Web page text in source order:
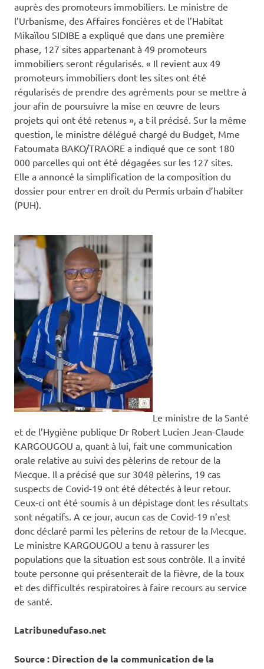
auprès des promoteurs immobiliers. Le ministre de
l’Urbanisme, des Affaires foncières et de l’Habitat
Mikaïlou SIDIBE a expliqué que dans une première
phase, 127 sites appartenant à 49 promoteurs
immobiliers seront régularisés. « Il revient aux 49
promoteurs immobiliers dont les sites ont été
régularisés de prendre des agréments pour se mettre à
jour afin de poursuivre la mise en œuvre de leurs
projets qui ont été retenus », a t-il précisé. Sur la même
question, le ministre délégué chargé du Budget, Mme
Fatoumata BAKO/TRAORE a indiqué que ce sont 180
000 parcelles qui ont été dégagées sur les 127 sites.
Elle a annoncé la simplification de la composition du
dossier pour entrer en droit du Permis urbain d’habiter
(PUH).
Le ministre de la Santé
et de l’Hygiène publique Dr Robert Lucien Jean-Claude
KARGOUGOU a, quant à lui, fait une communication
orale relative au suivi des pèlerins de retour de la
Mecque. Il a précisé que sur 3048 pèlerins, 19 cas
suspects de Covid-19 ont été détectés à leur retour.
Ceux-ci ont été soumis à un dépistage dont les résultats
sont négatifs. A ce jour, aucun cas de Covid-19 n’est
donc déclaré parmi les pèlerins de retour de la Mecque.
Le ministre KARGOUGOU a tenu à rassurer les
populations que la situation est sous contrôle. Il a invité
toute personne qui présenterait de la fièvre, de la toux
et des difficultés respiratoires à faire recours au service
de santé.
Latribunedufaso.net
Source : Direction de la communication de la